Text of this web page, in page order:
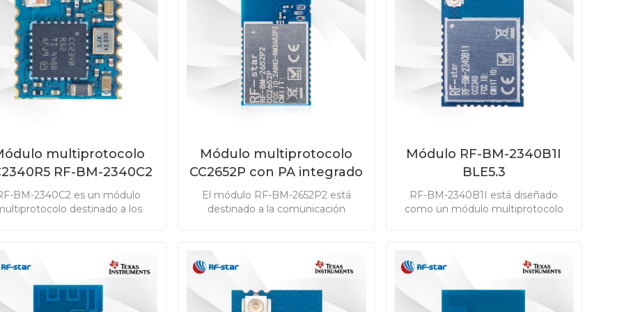
software Bluetooth® 5.3 y
sensibilidad y robustez
de radio, es una solución
automotriz eficiente y de alto
rendimiento.
(PaaK) y sistemas de gestión de
baterías (BMS).
amplia gama de escenarios.
multiprotocolo
RF-BM-2340C2
con tamaño mini
BM-2340C2 es un módulo
destinado a los
también el sistema propietario
3.0 y 2.4GHz. El módulo
con tamaño mini está
diseñado para satisfacer las
Módulo multiprotocolo
CC2652P con PA integrado
RF-BM-2652P2
El módulo RF-BM-2652P2 está
destinado a la comunicación
CC2652P admite Bluetooth 5.1 Low
802.15.4, objetos inteligentes
habilitados para IPv6 (6LoWPAN) y
Módulo RF-BM-2340B1I
BLE5.3
RF-BM-2340B1I está diseñado
como un módulo multiprotocolo
con Bluetooth 5.3 Low Energy,
ZigBee 3.0, SimpleLinkTM TI 15.4-
stack y sistema propietario.